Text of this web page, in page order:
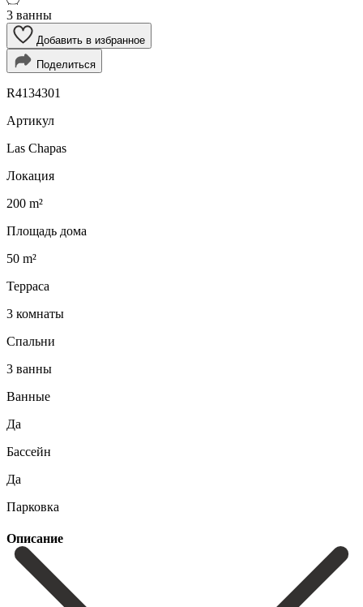
3 ванны
Добавить в избранное
Поделиться
R4134301
Артикул
Las Chapas
Локация
200 m²
Площадь дома
50 m²
Терраса
3 комнаты
Спальни
3 ванны
Ванные
Да
Бассейн
Да
Парковка
Описание